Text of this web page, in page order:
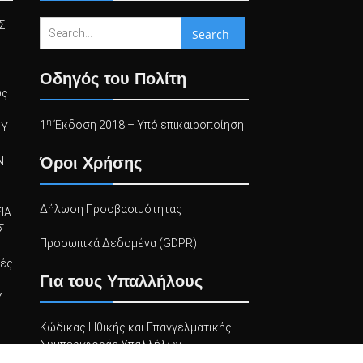
for:
Οδηγός του Πολίτη
1 η Έκδοση 2018 – Υπό επικαιροποίηση
Όροι Χρήσης
Δήλωση Προσβασιμότητας
Προσωπικά Δεδομένα (GDPR)
Για τους Υπαλλήλους
Κώδικας Ηθικής και Επαγγελματικής
Συμπεριφοράς Υπαλλήλων